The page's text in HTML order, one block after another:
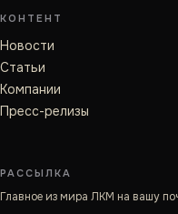
КОНТЕНТ
Новости
Статьи
Компании
Пресс-релизы
РАССЫЛКА
Главное из мира ЛКМ на вашу